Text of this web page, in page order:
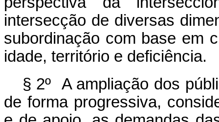
intersecção de diversas
subordinação com base em
idade, território e deficiência.
§ 2º A ampliação dos
de forma progressiva,